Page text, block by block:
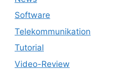
Software
Telekommunikation
Tutorial
Video-Review